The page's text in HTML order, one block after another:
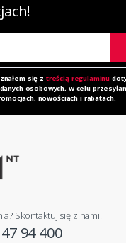
się z treścią regulaminu
osobowych, w celu
nowościach i rabatach.
Skontaktuj się z nami!
94 400